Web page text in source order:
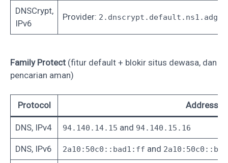
DNSCrypt,
IPv6
Provider:
Family Protect (fitur default + blokir situs dewasa, dan
pencarian aman)
Protocol Address
DNS, IPv4 94.140.14.15 and 94.140.15.16
DNS, IPv6 2a10:50c0::bad1:ff and